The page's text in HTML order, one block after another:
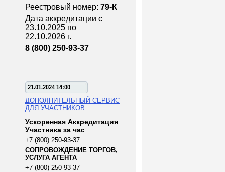
Реестровый номер: 79-К
Дата аккредитации с
23.10.2025 по
22.10.2026 г.
8 (800) 250-93-37
21.01.2024 14:00
ДОПОЛНИТЕЛЬНЫЙ СЕРВИС
ДЛЯ УЧАСТНИКОВ
Ускоренная Аккредитация
Участника за час
+7 (800) 250-93-37
СОПРОВОЖДЕНИЕ ТОРГОВ,
УСЛУГА АГЕНТА
+7 (800) 250-93-37